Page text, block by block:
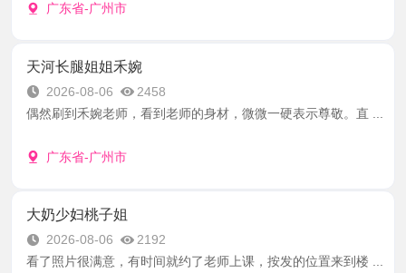
广东省-广州市
天河长腿姐姐禾婉
2026-08-06
2458
偶然刷到禾婉老师，看到老师的身材，微微一硬表示尊敬。直 ...
广东省-广州市
大奶少妇桃子姐
2026-08-06
2192
看了照片很满意，有时间就约了老师上课，按发的位置来到楼 ...